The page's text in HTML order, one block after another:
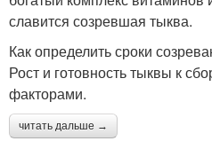
славится созревшая тыква.
Как определить сроки
Рост и готовность тыквы к
факторами.
читать дальше →